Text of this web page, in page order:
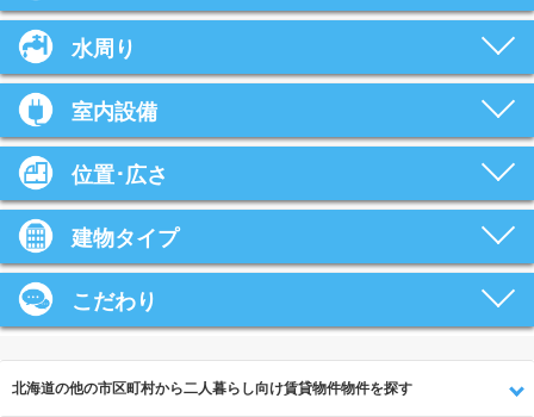
水周り
室内設備
位置･広さ
建物タイプ
こだわり
北海道の他の市区町村から二人暮らし向け賃貸物件物件を探す